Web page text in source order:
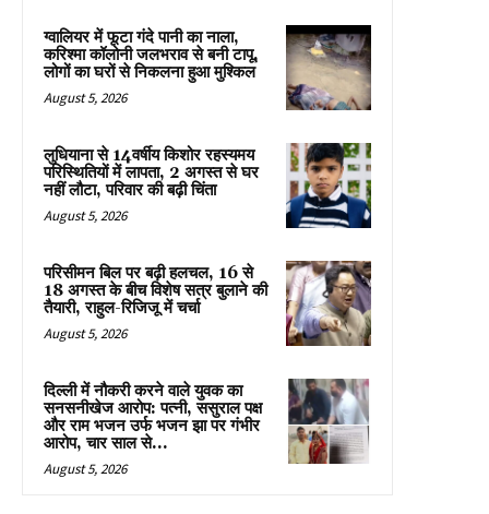
ग्वालियर में फूटा गंदे पानी का नाला,
करिश्मा कॉलोनी जलभराव से बनी टापू,
लोगों का घरों से निकलना हुआ मुश्किल
August 5, 2026
लुधियाना से 14वर्षीय किशोर रहस्यमय
परिस्थितियों में लापता, 2 अगस्त से घर
नहीं लौटा, परिवार की बढ़ी चिंता
August 5, 2026
परिसीमन बिल पर बढ़ी हलचल, 16 से
18 अगस्त के बीच विशेष सत्र बुलाने की
तैयारी, राहुल-रिजिजू में चर्चा
August 5, 2026
दिल्ली में नौकरी करने वाले युवक का
सनसनीखेज आरोप: पत्नी, ससुराल पक्ष
और राम भजन उर्फ भजन झा पर गंभीर
आरोप, चार साल से...
August 5, 2026